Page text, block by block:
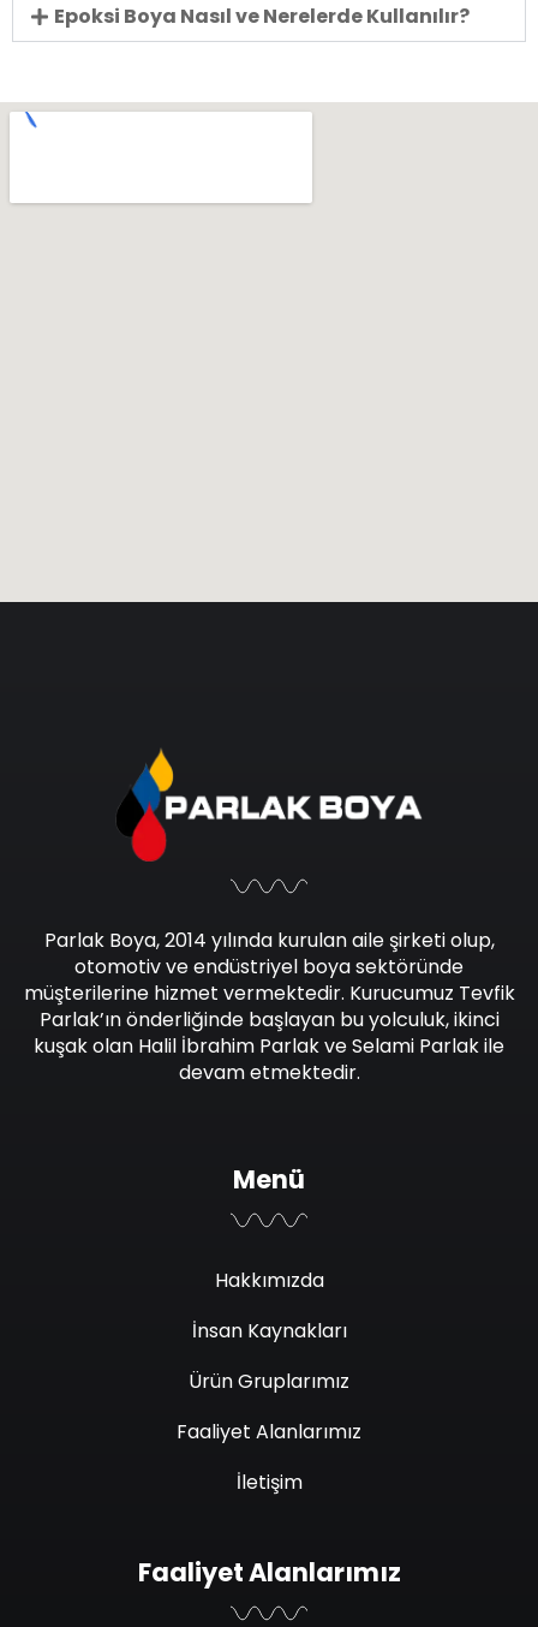
Epoksi Boya Nasıl ve Nerelerde Kullanılır?
Parlak Boya, 2014 yılında kurulan aile şirketi olup,
otomotiv ve endüstriyel boya sektöründe
müşterilerine hizmet vermektedir. Kurucumuz Tevfik
Parlak’ın önderliğinde başlayan bu yolculuk, ikinci
kuşak olan Halil İbrahim Parlak ve Selami Parlak ile
devam etmektedir.
Menü
Hakkımızda
İnsan Kaynakları
Ürün Gruplarımız
Faaliyet Alanlarımız
İletişim
Faaliyet Alanlarımız